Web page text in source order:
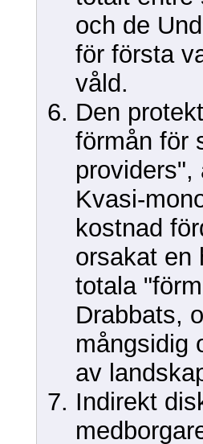
och de
för första
våld.
Den
förmån för
providers",
Kvasi-
kostnad
orsakat en
totala
Drabbats,
mångsidig
av
Indirekt